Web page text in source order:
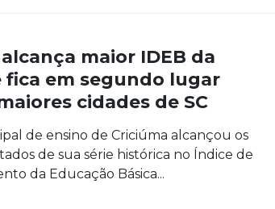
maior IDEB da
fica em segundo lugar
cidades de SC
de ensino de Criciúma alcançou os
de sua série histórica no Índice de
da Educação Básica...